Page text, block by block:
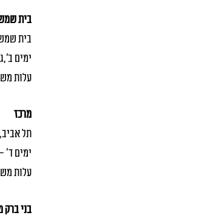
בית
בית
ימים
עלות משלוח 40 ש"ח הזמנות
מרכז
תל
ימים ד׳
עלות משלוח 70 ש"ח הזמנות
בני ברק